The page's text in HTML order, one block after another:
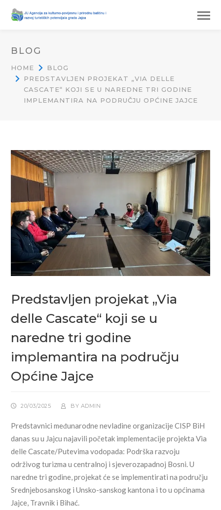
BLOG
HOME
BLOG
PREDSTAVLJEN PROJEKAT „VIA DELLE
CASCATE“ KOJI SE U NAREDNE TRI GODINE
IMPLEMANTIRA NA PODRUČJU OPĆINE JAJCE
Predstavljen projekat „Via
delle Cascate“ koji se u
naredne tri godine
implemantira na području
Općine Jajce
20/03/2025 BY ADMIN
Predstavnici međunarodne nevladine organizacije CISP BiH
danas su u Jajcu najavili početak implementacije projekta Via
delle Cascate/Putevima vodopada: Podrška razvoju
održivog turizma u centralnoj i sjeverozapadnoj Bosni. U
naredne tri godine, projekat će se implementirati na području
Srednjebosanskog i Unsko-sanskog kantona i to u općinama
Jajce, Travnik i Bihać.